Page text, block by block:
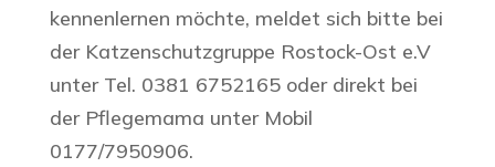
kennenlernen möchte, meldet sich bitte bei
der Katzenschutzgruppe Rostock-Ost e.V
unter Tel. 0381 6752165 oder direkt bei
der Pflegemama unter Mobil
0177/7950906.